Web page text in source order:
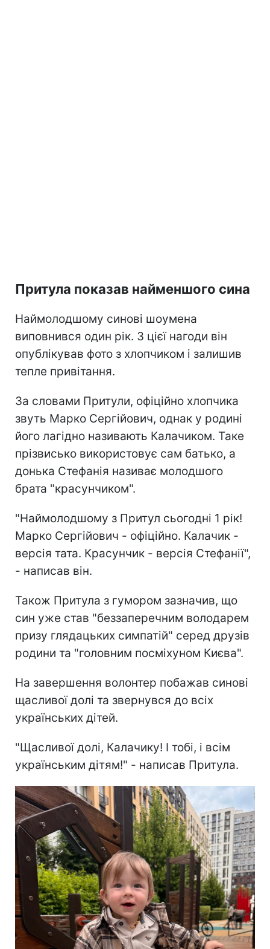
Притула показав найменшого сина
Наймолодшому синові шоумена
виповнився один рік. З цієї нагоди він
опублікував фото з хлопчиком і залишив
тепле привітання.
За словами Притули, офіційно хлопчика
звуть Марко Сергійович, однак у родині
його лагідно називають Калачиком. Таке
прізвисько використовує сам батько, а
донька Стефанія називає молодшого
брата "красунчиком".
"Наймолодшому з Притул сьогодні 1 рік!
Марко Сергійович - офіційно. Калачик -
версія тата. Красунчик - версія Стефанії",
- написав він.
Також Притула з гумором зазначив, що
син уже став "беззаперечним володарем
призу глядацьких симпатій" серед друзів
родини та "головним посміхуном Києва".
На завершення волонтер побажав синові
щасливої долі та звернувся до всіх
українських дітей.
"Щасливої долі, Калачику! І тобі, і всім
українським дітям!" - написав Притула.